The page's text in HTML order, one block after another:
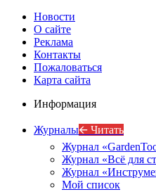
Новости
О сайте
Реклама
Контакты
Пожаловаться
Карта сайта
Информация
Журналы🡨 Читать
Журнал
Журнал «Всё для
Журнал
Мой список